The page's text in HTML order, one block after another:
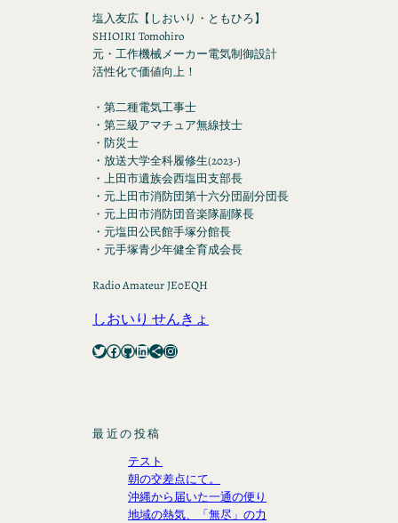
塩入友広【しおいり・ともひろ】
SHIOIRI Tomohiro
元・工作機械メーカー電気制御設計
活性化で価値向上！
・第二種電気工事士
・第三級アマチュア無線技士
・防災士
・放送大学全科履修生(2023-)
・上田市遺族会西塩田支部長
・元上田市消防団第十六分団副分団長
・元上田市消防団音楽隊副隊長
・元塩田公民館手塚分館長
・元手塚青少年健全育成会長
Radio Amateur JE0EQH
しおいり せんきょ
Twitter Facebook GitHub LinkedIn Share Icon Instagram
最近の投稿
テスト
朝の交差点にて。
沖縄から届いた一通の便り
地域の熱気、「無尽」の力